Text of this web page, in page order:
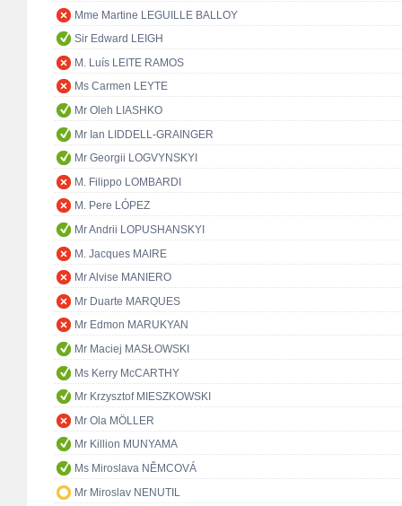
Mme Martine LEGUILLE BALLOY
Sir Edward LEIGH
M. Luís LEITE RAMOS
Ms Carmen LEYTE
Mr Oleh LIASHKO
Mr Ian LIDDELL-GRAINGER
Mr Georgii LOGVYNSKYI
M. Filippo LOMBARDI
M. Pere LÓPEZ
Mr Andrii LOPUSHANSKYI
M. Jacques MAIRE
Mr Alvise MANIERO
Mr Duarte MARQUES
Mr Edmon MARUKYAN
Mr Maciej MASŁOWSKI
Ms Kerry McCARTHY
Mr Krzysztof MIESZKOWSKI
Mr Ola MÖLLER
Mr Killion MUNYAMA
Ms Miroslava NĚMCOVÁ
Mr Miroslav NENUTIL